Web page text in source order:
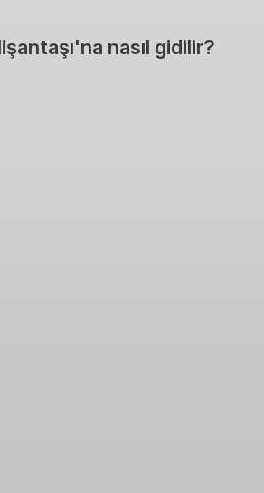
nasıl gidilir?